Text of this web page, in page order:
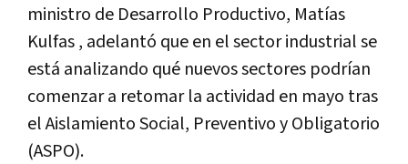
ministro de Desarrollo Productivo, Matías
Kulfas , adelantó que en el sector industrial se
está analizando qué nuevos sectores podrían
comenzar a retomar la actividad en mayo tras
el Aislamiento Social, Preventivo y Obligatorio
(ASPO).